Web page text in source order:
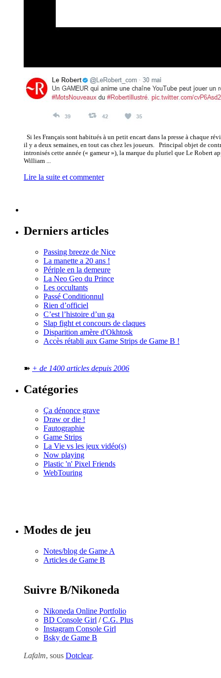
Si les Français sont habitués à un petit encart dans la presse à chaque
il y a deux semaines, en tout cas chez les joueurs. Principal objet de
intronisés cette année (« gameur »), la marque du pluriel que Le Robert
William ...
Lire la suite et commenter
Derniers articles
Passing breeze de Nice
La manette a 20 ans !
Périple en la demeure
La Neo Geo du Prince
Les occultants
Passé Conditionnul
Rien d’officiel
C’est l’histoire d’un ga
Slap fight et concours de claques
Disparition amère d'Okhtosk
Accès rétabli aux Game Strips de Game B !
➽ + de 1400 articles depuis 2006
Catégories
Ça dénonce grave
Draw or die !
Fautographie
Game Strips
La Vie vs les jeux vidéo(s)
Now playing
Plastic 'n' Pixel Friends
WebTouring
Modes de jeu
Notes/blog de Game A
Articles de Game B
Suivre B/Nikoneda
Nikoneda Online Portfolio
BD Console Girl /C.G. Plus
Instagram Console Girl
Bsky de Game B
Lafalm, sous Dotclear.